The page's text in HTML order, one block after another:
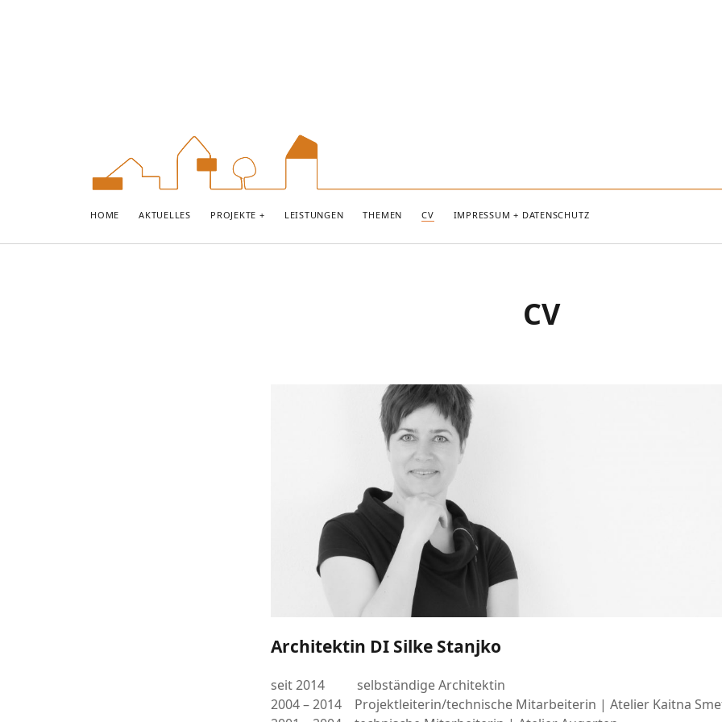
HOME AKTUELLES PROJEKTE LEISTUNGEN THEMEN CV IMPRESSUM + DATENSCHUTZ
CV
Architektin DI Silke Stanjko
seit 2014 selbständige Architektin
2004 – 2014 Projektleiterin/technische Mitarbeiterin | Atelier Kaitna